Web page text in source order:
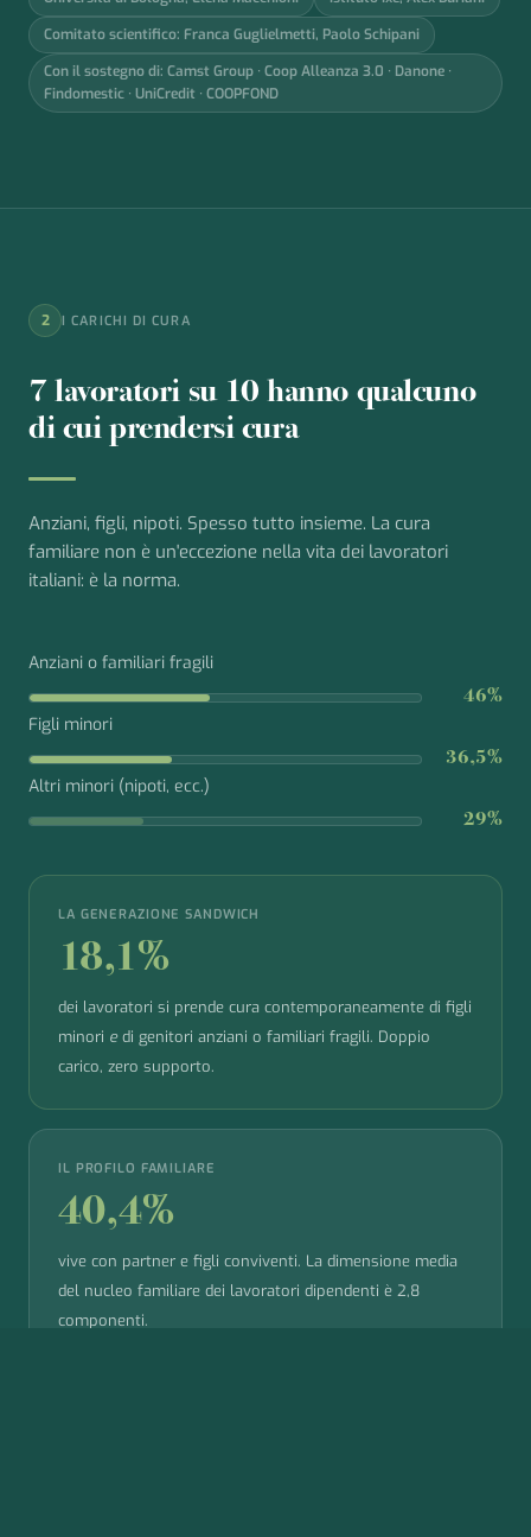
Comitato scientifico: Franca Guglielmetti, Paolo Schipani
Con il sostegno di: Camst Group · Coop Alleanza 3.0 · Danone ·
Findomestic · UniCredit · COOPFOND
2 I CARICHI DI CURA
7 lavoratori su 10 hanno qualcuno
di cui prendersi cura
Anziani, figli, nipoti. Spesso tutto insieme. La cura
familiare non è un'eccezione nella vita dei lavoratori
italiani: è la norma.
Anziani o familiari fragili
46%
Figli minori
36,5%
Altri minori (nipoti, ecc.)
29%
LA GENERAZIONE SANDWICH
18,1%
dei lavoratori si prende cura contemporaneamente di figli
minori edi genitori anziani o familiari fragili. Doppio
carico, zero supporto.
IL PROFILO FAMILIARE
40,4%
vive con partner e figli conviventi. La dimensione media
del nucleo familiare dei lavoratori dipendenti è 2,8
componenti.